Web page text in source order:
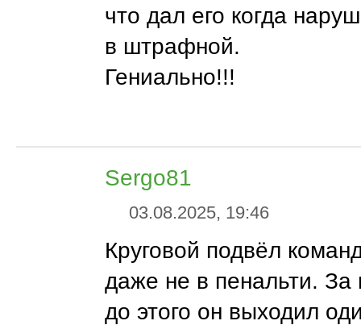
что дал его когда
в штрафной.
Гениально!!!
Sergo81
03.08.2025, 19:46
Круговой подвёл
даже не в пенальти. За
до этого он выходил